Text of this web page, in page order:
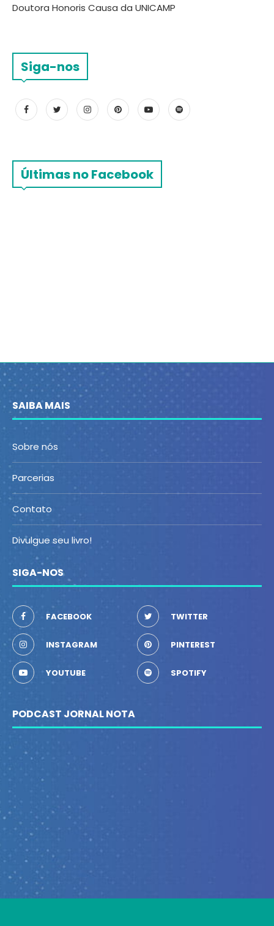
Doutora Honoris Causa da UNICAMP
Siga-nos
Últimas no Facebook
SAIBA MAIS
Sobre nós
Parcerias
Contato
Divulgue seu livro!
SIGA-NOS
FACEBOOK TWITTER
INSTAGRAM PINTEREST
YOUTUBE SPOTIFY
PODCAST JORNAL NOTA